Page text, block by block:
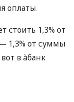
оплаты.
стоить 1,3% от
1,3% от суммы
в àбанк